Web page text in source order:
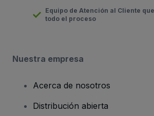
Equipo de Atención al Cliente
todo el proceso
Nuestra empresa
Acerca de nosotros
Distribución abierta